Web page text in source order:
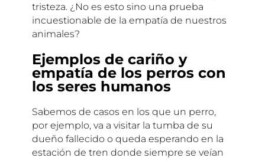
tristeza. ¿No es esto sino una prueba
incuestionable de la empatía de nuestros
animales?
Ejemplos de cariño y
empatía de los perros con
los seres humanos
Sabemos de casos en los que un perro,
por ejemplo, va a visitar la tumba de su
dueño fallecido o queda esperando en la
estación de tren donde siempre se veían